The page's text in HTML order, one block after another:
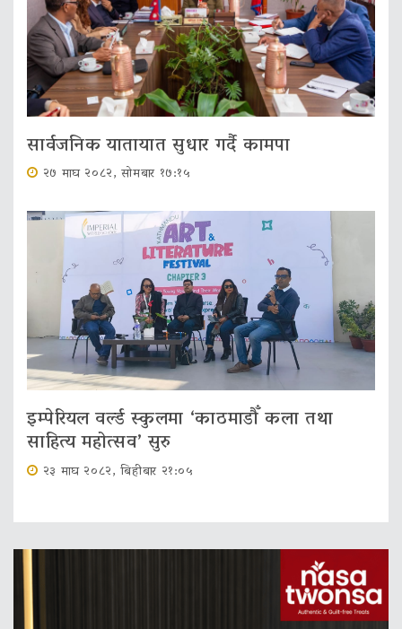
सार्वजनिक यातायात सुधार गर्दै कामपा
२७ माघ २०८२, सोमबार १७:१५
इम्पेरियल वर्ल्ड स्कुलमा ‘काठमाडौँ कला तथा
साहित्य महोत्सव’ सुरु
२३ माघ २०८२, बिहीबार २१:०५